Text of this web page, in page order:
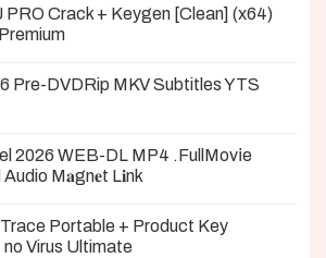
PRO Crack + Keygen [Clean] (x64)
Pre-DVDRip MKV Subtitles YTS
2026 WEB-DL MP4 .FullMov𝗂e
M𝐚gn𝐞t L𝐢nk
Trace Portable + Product Key
Virus Ultimate